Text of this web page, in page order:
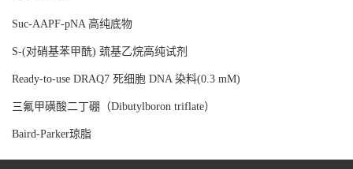
Suc-AAPF-pNA 高纯底物
S-(对硝基苯甲酰) 巯基乙烷高纯试剂
Ready-to-use DRAQ7 死细胞 DNA 染料(0.3 mM)
三氟甲磺酸二丁硼（Dibutylboron triflate）
Baird-Parker琼脂